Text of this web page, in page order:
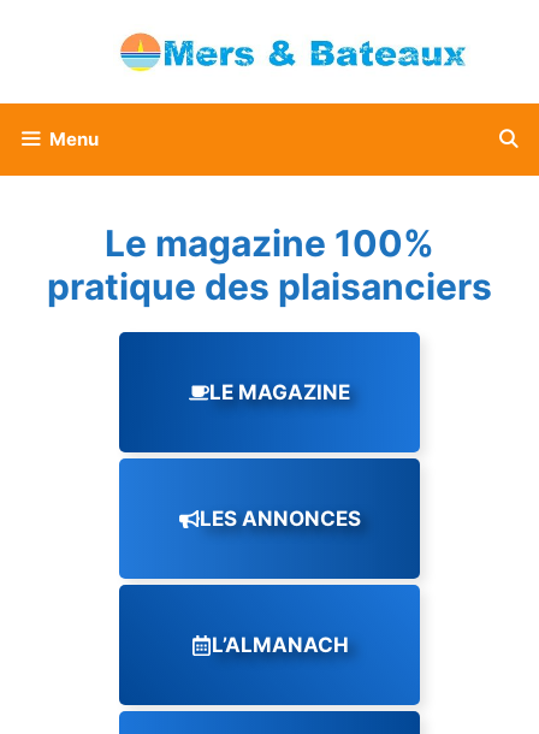
Menu
Le magazine 100%
pratique des plaisanciers
LE MAGAZINE
LES ANNONCES
L’ALMANACH